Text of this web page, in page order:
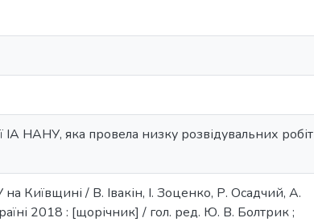
ІА НАНУ, яка провела низку розвідувальних робіт
Київщині / В. Івакін, І. Зоценко, Р. Осадчий, А.
2018 : [щорічник] / гол. ред. Ю. В. Болтрик ;